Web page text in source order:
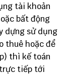
tài khoản
bất động
dựng sử dụng
thuê hoặc để
thì kế toán
tiếp tới